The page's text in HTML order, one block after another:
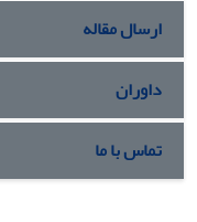
ارسال مقاله
داوران
تماس با ما